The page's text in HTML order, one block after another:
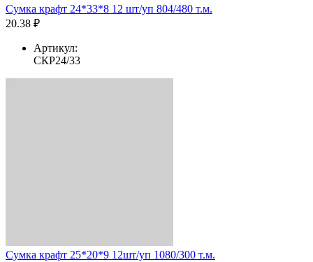
Сумка крафт 24*33*8 12 шт/уп 804/480 т.м.
20.38 ₽
Артикул:
СКР24/33
Сумка крафт 25*20*9 12шт/уп 1080/300 т.м.